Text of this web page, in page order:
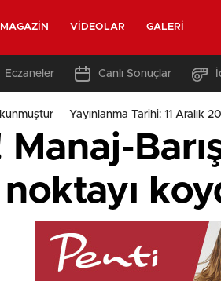
MAGAZIN VIDEOLAR GALERI
Eczaneler Canlı Sonuçlar
Yayınlanma Tarihi: 11 Aralık